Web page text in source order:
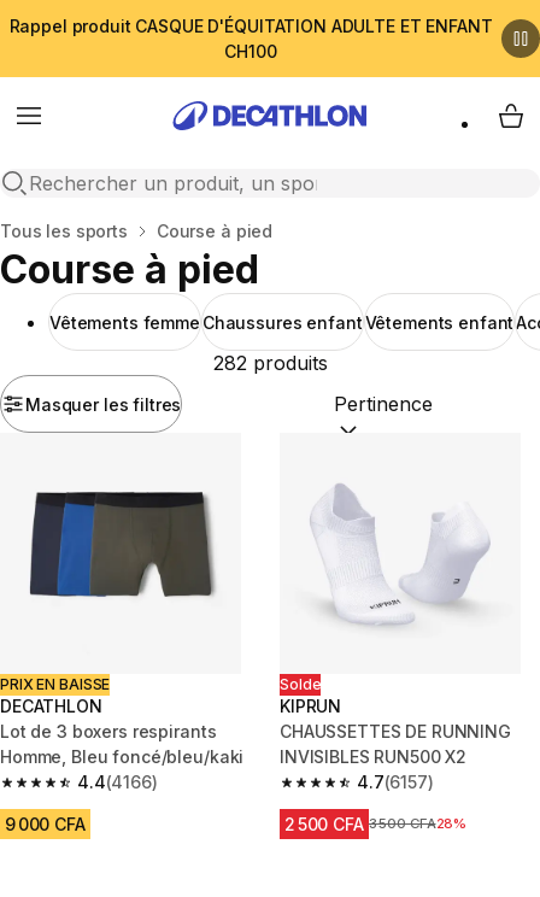
Rappel produit CASQUE D'ÉQUITATION ADULTE ET ENFANT
CH100
Menu
Open search
My
Accueil
Tous les sports Course à pied
Course à pied
Vêtements femme Chaussures enfantVêtements enfant
Masquer les filtres
282 produits
Trier par :(optional)
PRIX EN BAISSE
DECATHLON
Lot de 3 boxers respirants
Homme, Bleu foncé/bleu/kaki
4.4
4.4 out of 5 stars from 4166 reviews
(4166)
9 000 CFA
Solde
KIPRUN
CHAUSSETTES DE RUNNING
INVISIBLES RUN500 X2
4.7
4.7 out of 5 stars from 6157
(6157)
2 500 CFA Prix avant réduction
3 500 CFA28%